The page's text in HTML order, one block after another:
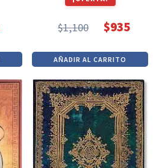
$1,100
precio
original
era:
$1,100.
$935
precio
actual
es:
$935.
AÑADIR AL CARRITO